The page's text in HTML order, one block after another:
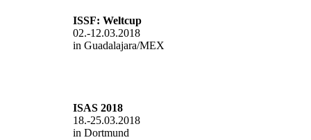
ISSF: Weltcup
02.-12.03.2018
in Guadalajara/MEX
ISAS 2018
18.-25.03.2018
in Dortmund